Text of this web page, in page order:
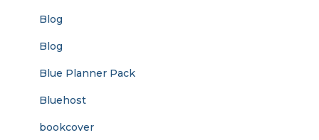
Blog
Blog
Blue Planner Pack
Bluehost
bookcover